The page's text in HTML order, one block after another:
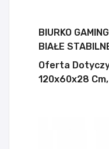
BIURKO
BIAŁE
Oferta
120x60x28 Cm,